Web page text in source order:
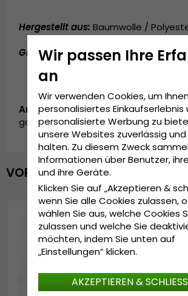
Hergestellt aus: Baumwolle /
Grösseninformationen:
Artikelnummer:
garda.cap.velvet.pink
VOR KURZEM ANGESEHEN
Wir passen Ihre
an
Wir verwenden Cookies, um
personalisiertes Einkaufserlebnis
personalisierte Werbung zu
unsere Websites zuverlässig
halten. Zu diesem Zweck
Informationen über Benutzer,
und ihre Geräte.
Klicken Sie auf „Akzeptieren &
wenn Sie alle Cookies zulassen,
wählen Sie aus, welche Cookies
zulassen und welche Sie
möchten, indem Sie unten auf
„Einstellungen“ klicken.
AKZEPTIEREN &